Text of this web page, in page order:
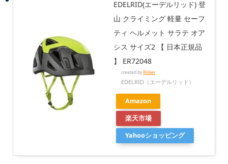
EDELRID(エーデルリッド) 登
山 クライミング 軽量 セーフ
ティ ヘルメット サラテ オア
シス サイズ2 【 日本正規品
】 ER72048
created byRinker
EDELRID（エーデルリッド）
Amazon
楽天市場
Yahooショッピング